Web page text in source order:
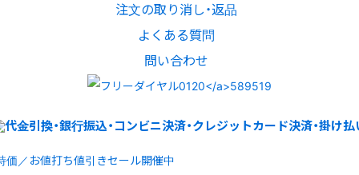
注文の取り消し・返品
よくある質問
問い合わせ
価／お値打ち値引きセール開催中